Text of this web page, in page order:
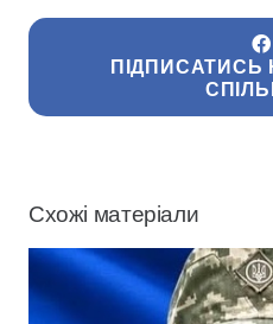
ПІДПИСАТИСЬ
Схожі матеріали